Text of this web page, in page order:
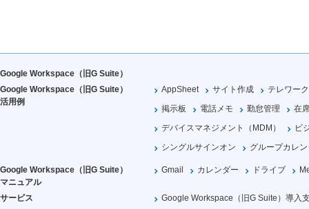
Google Workspace（旧G Suite）
Google Workspace（旧G Suite）
活用例
AppSheet サイト作成
テレワーク
掲示板
電話メモ 勤怠管理
在
デバイスマネジメント（MDM）
ビ
シングルサインオン
グループカレ
Google Workspace（旧G Suite）
マニュアル
Gmail カレンダー ドライブ
サービス Google Workspace（旧G Suite）導入